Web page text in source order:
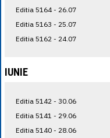
Editia 5164 - 26.07
Editia 5163 - 25.07
Editia 5162 - 24.07
IUNIE
Editia 5142 - 30.06
Editia 5141 - 29.06
Editia 5140 - 28.06